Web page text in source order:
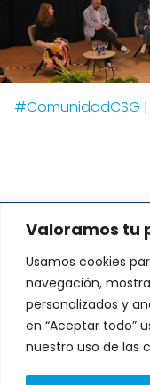
Valoramos tu
Usamos cookies
navegación,
personalizados y
en “Aceptar todo”
nuestro uso de las
#ComunidadCSG |
L
i
n
e
T
w
i
t